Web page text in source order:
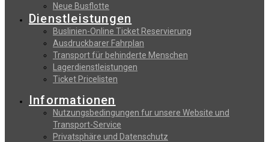
Neue Busflotte
Dienstleistungen
Buslinien-Online Ticket Reservierung
Αusdruckbarer Fahrplan
Transport für behinderte Menschen
Lagerdienstleistungen
Ticket Pricelisten
Informationen
Nutzungsbedingungen fur unsere Website und
Transport-Service
Privatsphäre und Datenschutz